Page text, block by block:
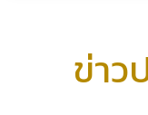
ข่าว